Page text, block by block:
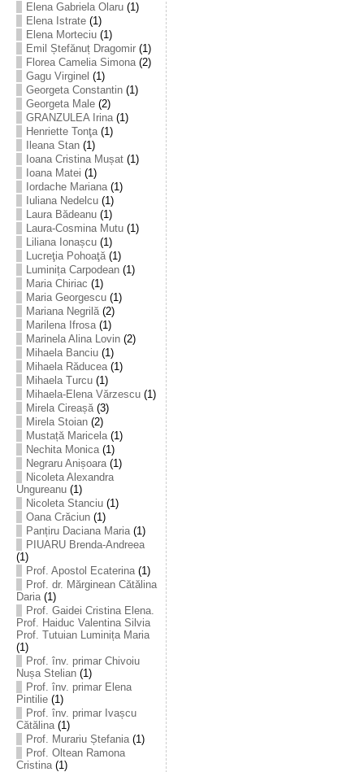
Elena Gabriela Olaru(1)
Elena Istrate(1)
Elena Morteciu(1)
Emil Ștefănuț Dragomir(1)
Florea Camelia Simona(2)
Gagu Virginel (1)
Georgeta Constantin(1)
Georgeta Male(2)
GRANZULEA Irina(1)
Henriette Tonţa(1)
Ileana Stan(1)
Ioana Cristina Mușat(1)
Ioana Matei (1)
Iordache Mariana(1)
Iuliana Nedelcu(1)
Laura Bădeanu(1)
Laura-Cosmina Mutu(1)
Liliana Ionașcu(1)
Lucreţia Pohoaţă(1)
Luminița Carpodean(1)
Maria Chiriac (1)
Maria Georgescu(1)
Mariana Negrilă(2)
Marilena Ifrosa(1)
Marinela Alina Lovin(2)
Mihaela Banciu(1)
Mihaela Răducea(1)
Mihaela Turcu(1)
Mihaela-Elena Vărzescu(1)
Mirela Cireașă(3)
Mirela Stoian(2)
Mustață Maricela(1)
Nechita Monica(1)
Negraru Anișoara(1)
Nicoleta Alexandra
Ungureanu(1)
Nicoleta Stanciu(1)
Oana Crăciun(1)
Panțiru Daciana Maria(1)
PIUARU Brenda-Andreea
(1)
Prof. Apostol Ecaterina(1)
Prof. dr. Mărginean Cătălina
Daria(1)
Prof. Gaidei Cristina Elena.
Prof. Haiduc Valentina Silvia
Prof. Tutuian Luminița Maria
(1)
Prof. înv. primar Chivoiu
Nușa Stelian(1)
Prof. înv. primar Elena
Pintilie(1)
Prof. înv. primar Ivașcu
Cătălina(1)
Prof. Murariu Ștefania(1)
Prof. Oltean Ramona
Cristina(1)